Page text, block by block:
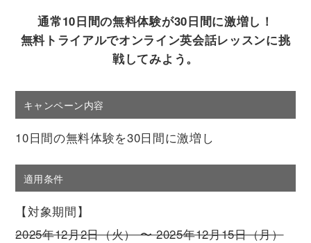
通常10日間の無料体験が30日間に激増し！
無料トライアルでオンライン英会話レッスンに挑
戦してみよう。
キャンペーン内容
10日間の無料体験を30日間に激増し
適用条件
【対象期間】
2025年12月2日（火） 〜 2025年12月15日（月）